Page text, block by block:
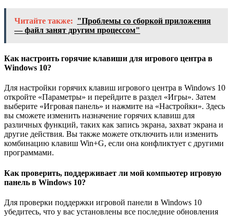
Читайте также: "Проблемы со сборкой приложения
— файл занят другим процессом"
Как настроить горячие клавиши для игрового центра в
Windows 10?
Для настройки горячих клавиш игрового центра в Windows 10
откройте «Параметры» и перейдите в раздел «Игры». Затем
выберите «Игровая панель» и нажмите на «Настройки». Здесь
вы сможете изменить назначение горячих клавиш для
различных функций, таких как запись экрана, захват экрана и
другие действия. Вы также можете отключить или изменить
комбинацию клавиш Win+G, если она конфликтует с другими
программами.
Как проверить, поддерживает ли мой компьютер игровую
панель в Windows 10?
Для проверки поддержки игровой панели в Windows 10
убедитесь, что у вас установлены все последние обновления